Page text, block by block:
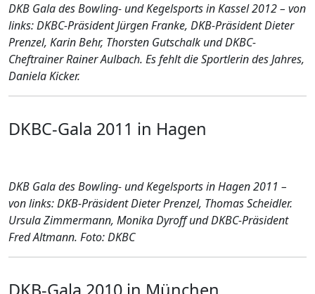
DKB Gala des Bowling- und Kegelsports in Kassel 2012 – von
links:DKBC-Präsident Jürgen Franke, DKB-Präsident Dieter
Prenzel, Karin Behr, Thorsten Gutschalk und DKBC-
Cheftrainer Rainer Aulbach. Es fehlt die Sportlerin des Jahres,
Daniela Kicker.
DKBC-Gala 2011 in Hagen
DKB Gala des Bowling- und Kegelsports in Hagen 2011 –
von links: DKB-Präsident Dieter Prenzel, Thomas Scheidler.
Ursula Zimmermann, Monika Dyroff und DKBC-Präsident
Fred Altmann. Foto: DKBC